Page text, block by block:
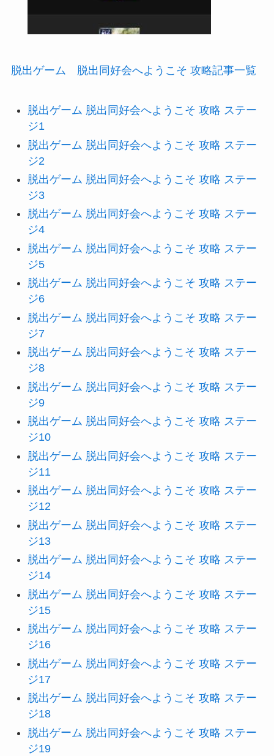
脱出ゲーム 脱出同好会へようこそ 攻略記事一覧
脱出ゲーム 脱出同好会へようこそ 攻略 ステー
ジ1
脱出ゲーム 脱出同好会へようこそ 攻略 ステー
ジ2
脱出ゲーム 脱出同好会へようこそ 攻略 ステー
ジ3
脱出ゲーム 脱出同好会へようこそ 攻略 ステー
ジ4
脱出ゲーム 脱出同好会へようこそ 攻略 ステー
ジ5
脱出ゲーム 脱出同好会へようこそ 攻略 ステー
ジ6
脱出ゲーム 脱出同好会へようこそ 攻略 ステー
ジ7
脱出ゲーム 脱出同好会へようこそ 攻略 ステー
ジ8
脱出ゲーム 脱出同好会へようこそ 攻略 ステー
ジ9
脱出ゲーム 脱出同好会へようこそ 攻略 ステー
ジ10
脱出ゲーム 脱出同好会へようこそ 攻略 ステー
ジ11
脱出ゲーム 脱出同好会へようこそ 攻略 ステー
ジ12
脱出ゲーム 脱出同好会へようこそ 攻略 ステー
ジ13
脱出ゲーム 脱出同好会へようこそ 攻略 ステー
ジ14
脱出ゲーム 脱出同好会へようこそ 攻略 ステー
ジ15
脱出ゲーム 脱出同好会へようこそ 攻略 ステー
ジ16
脱出ゲーム 脱出同好会へようこそ 攻略 ステー
ジ17
脱出ゲーム 脱出同好会へようこそ 攻略 ステー
ジ18
脱出ゲーム 脱出同好会へようこそ 攻略 ステー
ジ19